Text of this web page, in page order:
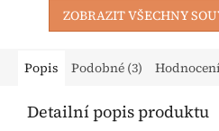
ZOBRAZIT VŠECHNY
Popis Podobné (3) Hodnocení
Detailní popis produktu